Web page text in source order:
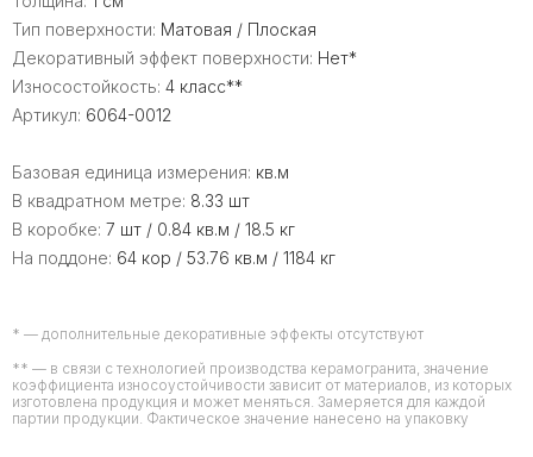
Тип поверхности: Матовая / Плоская
Декоративный эффект поверхности: Нет*
Износостойкость: 4 класс**
Артикул: 6064-0012
Базовая единица измерения: кв.м
В квадратном метре: 8.33 шт
В коробке: 7 шт / 0.84 кв.м / 18.5 кг
На поддоне: 64 кор / 53.76 кв.м / 1184 кг
* — дополнительные декоративные эффекты отсутствуют
** — в связи с технологией производства керамогранита, значение
коэффициента износоустойчивости зависит от материалов, из которых
изготовлена продукция и может меняться. Замеряется для каждой
партии продукции. Фактическое значение нанесено на упаковку